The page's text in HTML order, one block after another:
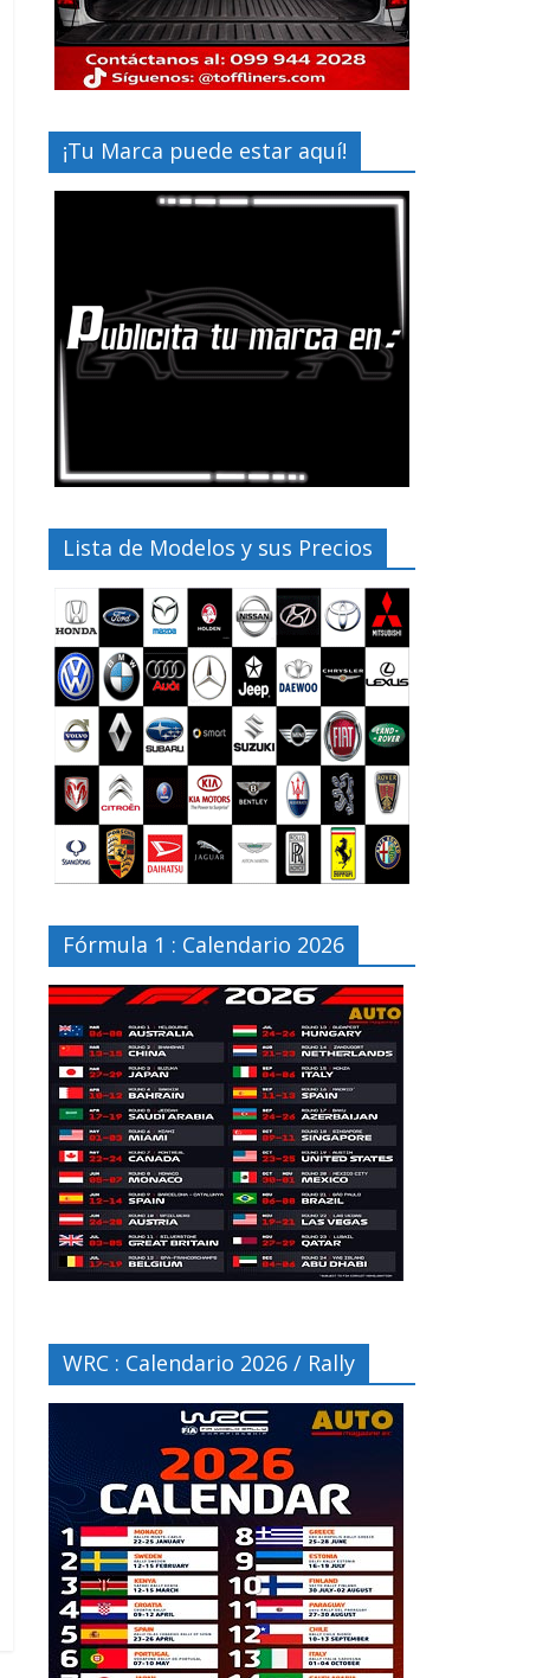
¡Tu Marca puede estar aquí!
Lista de Modelos y sus Precios
Fórmula 1 : Calendario 2026
WRC : Calendario 2026 / Rally